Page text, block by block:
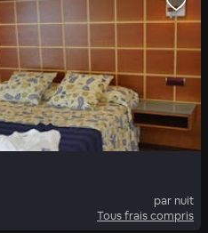
par nuit
Tous frais compris